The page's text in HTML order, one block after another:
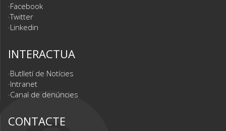
Facebook
Twitter
Linkedin
INTERACTUA
Butlletí de Notícies
Intranet
Canal de denúncies
CONTACTE